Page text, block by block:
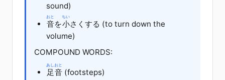
sound)
音
おと
を小
ちい
さく する (to turn down the
volume)
COMPOUND WORDS:
足音
あしおと
(footsteps)